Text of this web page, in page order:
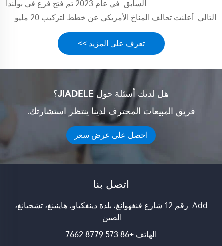
السابق: في عام 2023 تم فتح فرع في بولندا
التالي: أعلنت تحالف المناخ الأمريكي عن خطط لتركيب 20 مليون مضخة حرارية بحلول عام 2030
تعرف على المزيد >>
هل لديك أسئلة حول JIADELE؟
فريق المبيعات المحترف لدينا ينتظر استشارتك.
احصل على عرض سعر
اتصل بنا
Add: رقم 12 شارع فنغهوانغ، بلدة دينغكياو، هاينينغ، تشجيانغ،
الصين.
الهاتف:+86 573 8779 7662